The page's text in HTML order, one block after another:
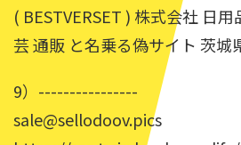
( BESTVERSET ) 株式会社 日
芸 通販 と名乗る偽サイト 茨城
9）----------------
sale@sellodoov.pics